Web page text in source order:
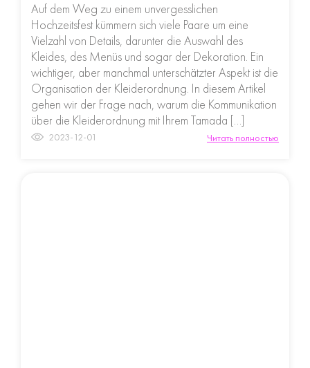
Auf dem Weg zu einem unvergesslichen
Hochzeitsfest kümmern sich viele Paare um eine
Vielzahl von Details, darunter die Auswahl des
Kleides, des Menüs und sogar der Dekoration. Ein
wichtiger, aber manchmal unterschätzter Aspekt ist die
Organisation der Kleiderordnung. In diesem Artikel
gehen wir der Frage nach, warum die Kommunikation
über die Kleiderordnung mit Ihrem Tamada […]
2023-12-01 Читать полностью